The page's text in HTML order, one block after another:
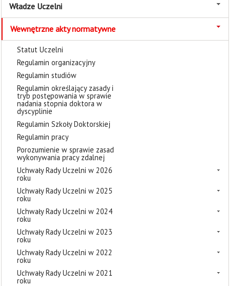
Władze Uczelni
Wewnętrzne akty normatywne
Statut Uczelni
Regulamin organizacyjny
Regulamin studiów
Regulamin określający zasady i
tryb postępowania w sprawie
nadania stopnia doktora w
dyscyplinie
Regulamin Szkoły Doktorskiej
Regulamin pracy
Porozumienie w sprawie zasad
wykonywania pracy zdalnej
Uchwały Rady Uczelni w 2026
roku
Uchwały Rady Uczelni w 2025
roku
Uchwały Rady Uczelni w 2024
roku
Uchwały Rady Uczelni w 2023
roku
Uchwały Rady Uczelni w 2022
roku
Uchwały Rady Uczelni w 2021
roku